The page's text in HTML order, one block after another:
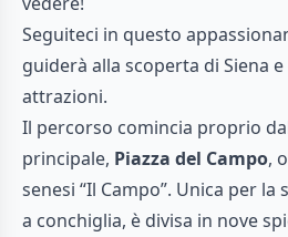
Seguiteci in questo
guiderà alla scoperta di Siena
attrazioni.
Il percorso comincia proprio
principale, Piazza del Campo,
senesi “Il Campo”. Unica per
a conchiglia, è divisa in nove